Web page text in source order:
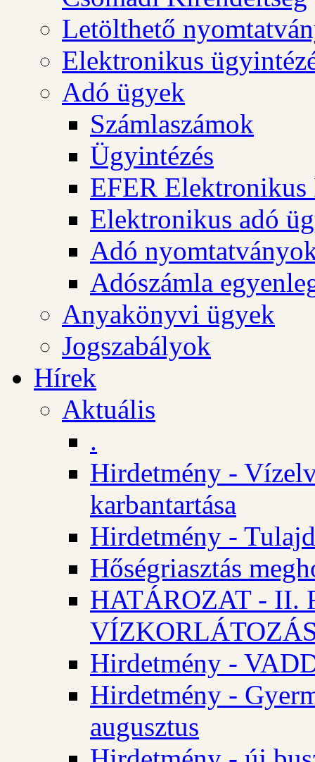
Letölthető
Elektronikus
Adó ügyek
Számlaszámok
Ügyintézés
EFER Elektronikus
Elektronikus adó
Adó
Adószámla
Anyakönyvi ügyek
Jogszabályok
Hírek
Aktuális
.
Hirdetmény -
karbantartása
Hirdetmény -
Hőségriasztás
HATÁROZAT - II.
Hirdetmény -
Hirdetmény -
augusztus